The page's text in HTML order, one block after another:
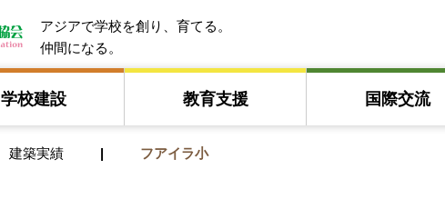
NPO法人 AEFA アジア教育友好協会
アジアで学校を創り、育てる。
仲間になる。
学校建設 教育⽀援 国際交流
建築実績 フアイラ小